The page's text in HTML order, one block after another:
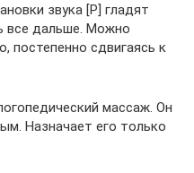
звука [Р] гладят
все дальше. Можно
постепенно сдвигаясь к
массаж. Он
Назначает его только